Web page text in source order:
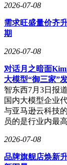
2026-07-08
需求旺盛量价齐
期
2026-07-08
对话月之暗面
大模型“御三家”
智东西7月3日报
国内大模型企业
与亚马逊云科技
员的是行业内最
2026-07-08
品牌旗舰店焕新